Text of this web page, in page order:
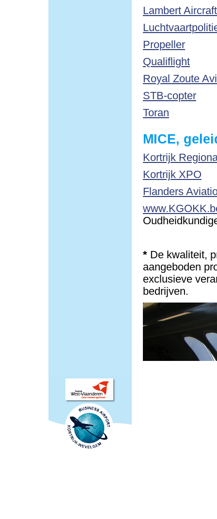
Lambert
Propeller
Qualiflight
Royal Zoute
STB-copter
Toran
MICE,
Kortrijk
Kortrijk XPO
Flanders
* De kwaliteit,
aangeboden
exclusieve
bedrijven.